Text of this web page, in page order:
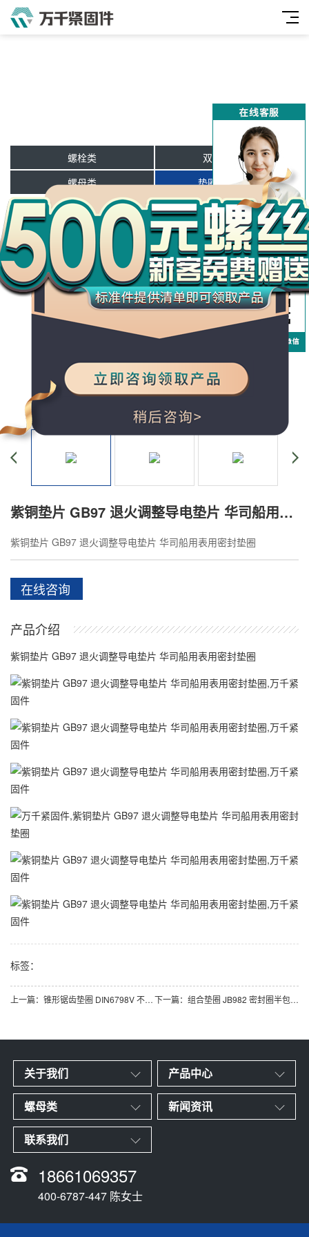
螺栓类
双头牙条类
螺母类
垫圈及挡圈类
紫铜垫片 GB97 退火调整导电垫片 华司船用表用密封垫圈
紫铜垫片 GB97 退火调整导电垫片 华司船用表用密封垫圈
在线咨询
产品介绍
紫铜垫片 GB97 退火调整导电垫片 华司船用表用密封垫圈
标签：
上一篇： 锥形锯齿垫圈 DIN6798V 不锈钢（304/316）碳钢 合金钢 下一篇： 组合垫圈 JB982 密封圈半包组合垫 丁腈橡胶
关于我们 产品中心
螺母类 新闻资讯
联系我们
18661069357
400-6787-447 陈女士
工
品